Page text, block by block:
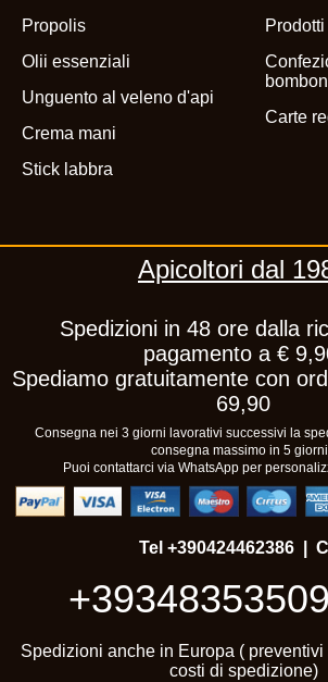
Propolis
Olii essenziali
Unguento al veleno d'api
Crema mani
Stick labbra
Carte
Apicoltori dal
Spedizioni in 48 ore dalla
pagamento a €
Spediamo gratuitamente con
69,90
Consegna nei 3 giorni lavorativi successivi la
consegna massimo in 5
Puoi contattarci via WhatsApp per
Tel +390424462386 |
Spedizioni anche in Europa ( preventivi
costi di spedizione)